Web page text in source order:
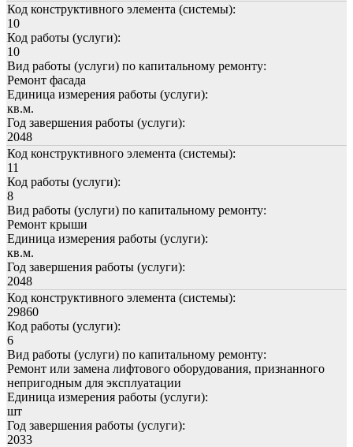
Код конструктивного элемента (системы):
10
Код работы (услуги):
10
Вид работы (услуги) по капитальному ремонту:
Ремонт фасада
Единица измерения работы (услуги):
кв.м.
Год завершения работы (услуги):
2048
Код конструктивного элемента (системы):
11
Код работы (услуги):
8
Вид работы (услуги) по капитальному ремонту:
Ремонт крыши
Единица измерения работы (услуги):
кв.м.
Год завершения работы (услуги):
2048
Код конструктивного элемента (системы):
29860
Код работы (услуги):
6
Вид работы (услуги) по капитальному ремонту:
Ремонт или замена лифтового оборудования, признанного
непригодным для эксплуатации
Единица измерения работы (услуги):
шт
Год завершения работы (услуги):
2033